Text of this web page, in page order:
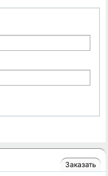
Заказать